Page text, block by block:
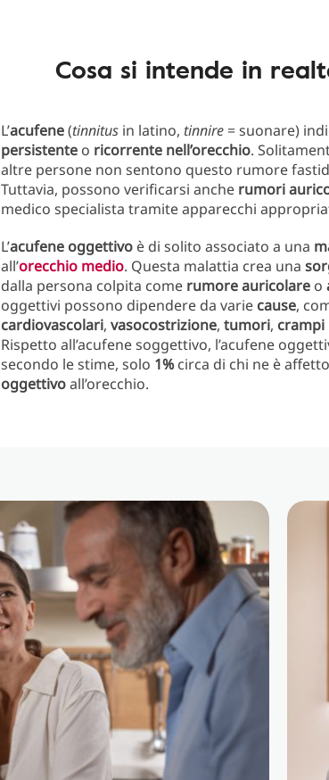
Cosa si intende in
L’acufene(tinnitus in latino, tinnire = suonare)
persistente o ricorrente nell’orecchio.
altre persone non sentono questo rumore
Tuttavia, possono verificarsi anche rumori
medico specialista tramite apparecchi
L’acufene oggettivo è di solito associato a una
all’orecchio medio. Questa malattia crea una
dalla persona colpita come rumore auricolare o
oggettivi possono dipendere da varie cause,
cardiovascolari, vasocostrizione, tumori, crampi
Rispetto all’acufene soggettivo, l’acufene
secondo le stime, solo 1%circa di chi ne è
oggettivoall’orecchio.